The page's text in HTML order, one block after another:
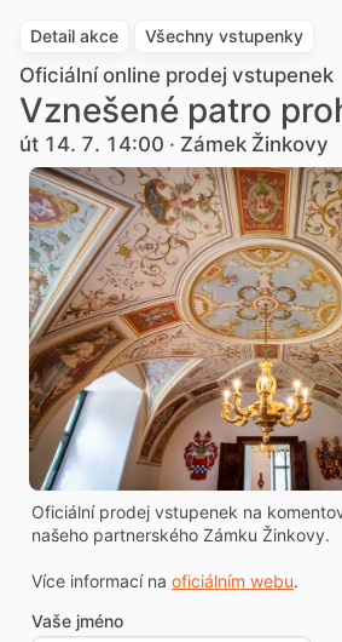
Detail akce Všechny vstupenky
Oficiální online prodej vstupenek
Vznešené patro
út 14. 7. 14:00 · Zámek Žinkovy
Oficiální prodej vstupenek na
našeho partnerského Zámku Žinkovy.
Více informací na oficiálním webu.
Vaše jméno